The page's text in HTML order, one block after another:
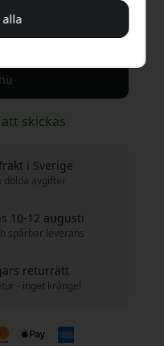
pris
skickas
i Sverige
dolda avgifter
10-12 augusti
spårbar leverans
returrätt
- inget krångel
alla